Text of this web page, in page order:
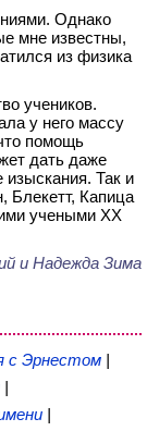
Однако
мне известны,
из физика
учеников.
у него массу
помощь
дать даже
Так и
Блекетт, Капица
учеными ХХ
и Надежда Зима
с Эрнестом |
|
|